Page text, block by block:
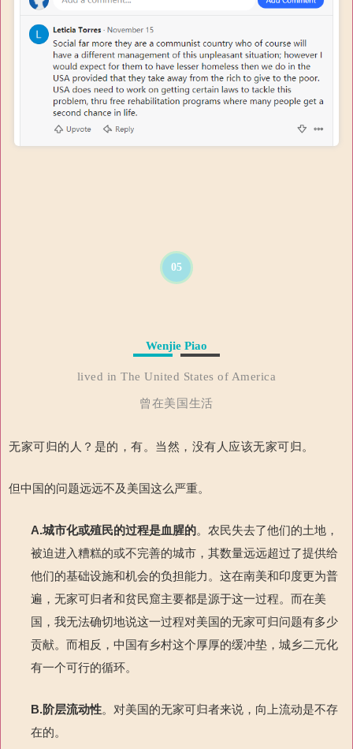
05
Wenjie Piao
lived in The United States of America
曾在美国生活
无家可归的人？ 是的，有。 当然，没有人应该无家可归。
但中国的问题远远不及美国这么严重。
A.城市化或殖民的过程是血腥的。农民失去了他们的土地，
被迫进入糟糕的或不完善的城市，其数量远远超过了提供给
他们的基础设施和机会的负担能力。这在南美和印度更为普
遍，无家可归者和贫民窟主要都是源于这一过程。而在美
国，我无法确切地说这一过程对美国的无家可归问题有多少
贡献。而相反，中国有乡村这个厚厚的缓冲垫，城乡二元化
有一个可行的循环。
B.阶层流动性。对美国的无家可归者来说，向上流动是不存
在的。